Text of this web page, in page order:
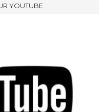
YOUTUBE